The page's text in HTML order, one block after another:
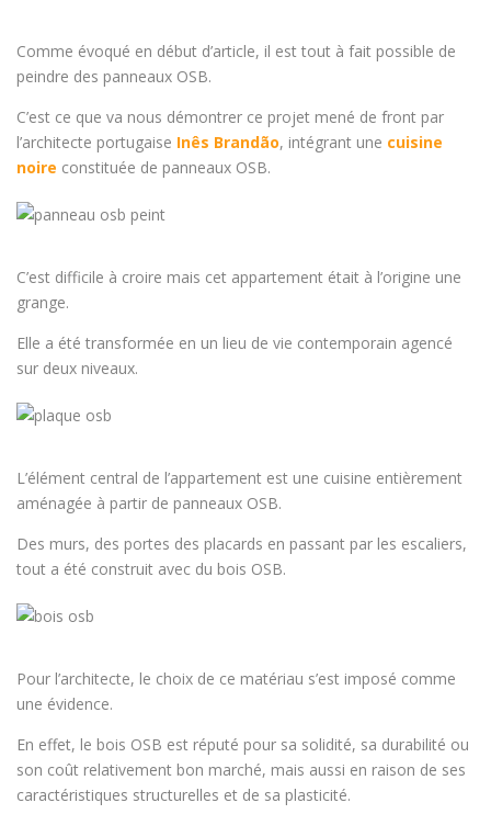
Comme évoqué en début d’article, il est tout à fait possible de
peindre des panneaux OSB.
C’est ce que va nous démontrer ce projet mené de front par
l’architecte portugaise Inês Brandão, intégrant une cuisine
noire constituée de panneaux OSB.
C’est difficile à croire mais cet appartement était à l’origine une
grange.
Elle a été transformée en un lieu de vie contemporain agencé
sur deux niveaux.
L’élément central de l’appartement est une cuisine entièrement
aménagée à partir de panneaux OSB.
Des murs, des portes des placards en passant par les escaliers,
tout a été construit avec du bois OSB.
Pour l’architecte, le choix de ce matériau s’est imposé comme
une évidence.
En effet, le bois OSB est réputé pour sa solidité, sa durabilité ou
son coût relativement bon marché, mais aussi en raison de ses
caractéristiques structurelles et de sa plasticité.